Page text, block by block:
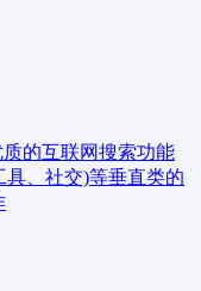
质的互联网搜索功能
、社交)等垂直类的